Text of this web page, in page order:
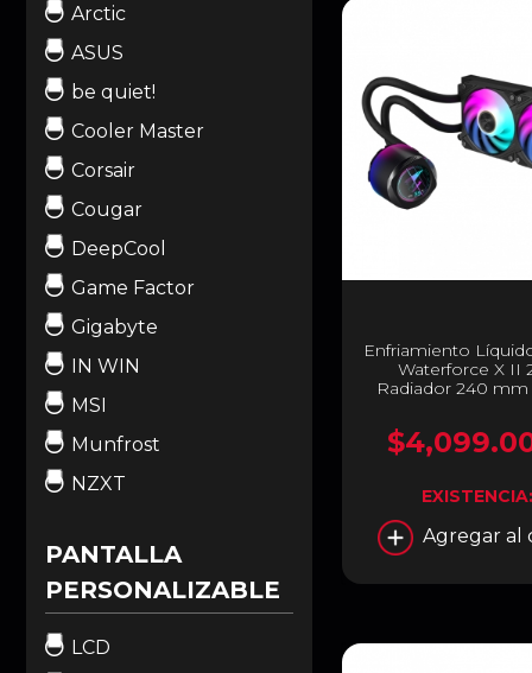
Arctic
ASUS
be quiet!
Cooler Master
Corsair
Cougar
DeepCool
Game Factor
Gigabyte
IN WIN
MSI
Munfrost
NZXT
PANTALLA
PERSONALIZABLE
LCD
Enfriamiento
Waterforce X II
Radiador 240
EXISTENCIA:
Agregar al